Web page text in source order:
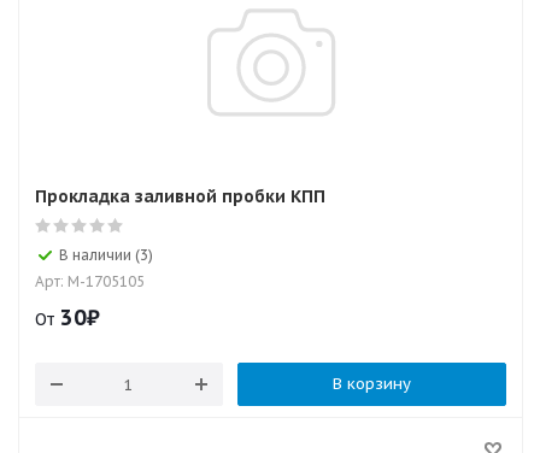
Прокладка заливной пробки КПП
В наличии (3)
Арт: M-1705105
От 30₽
В корзину